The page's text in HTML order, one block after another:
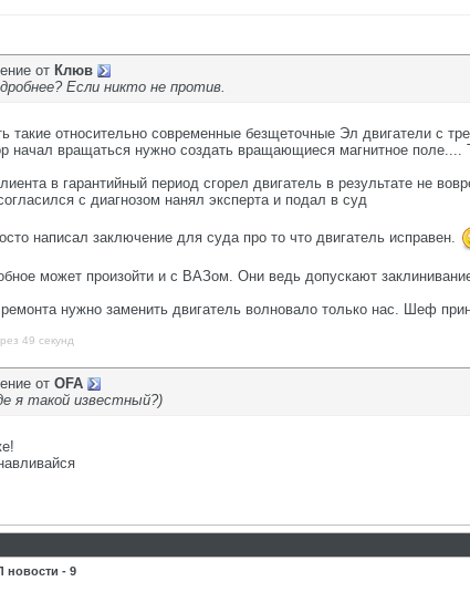
от Клюв
Если никто не против.
такие относительно современные безщеточные Эл двигатели с
начал вращаться нужно создать вращающиеся магнитное поле....
в гарантийный период сгорел двигатель в результате не
с диагнозом нанял эксперта и подал в суд
написал заключение для суда про то что двигатель исправен.
может произойти и с ВАЗом. Они ведь допускают
нужно заменить двигатель волновало только нас. Шеф
49 секунд
от OFA
я такой известный?)
новости - 9